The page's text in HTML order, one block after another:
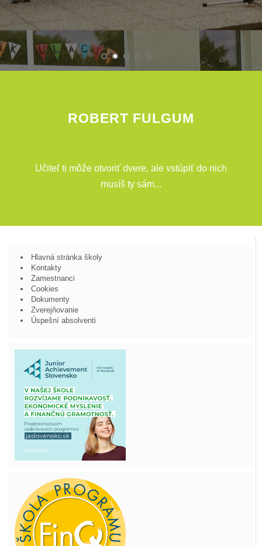
ROBERT FULGUM
Učiteľ ti môže otvoriť dvere, ale vstúpiť do nich
musíš ty sám...
Hlavná stránka školy
Kontakty
Zamestnanci
Cookies
Dokumenty
Zverejňovanie
Úspešní absolventi